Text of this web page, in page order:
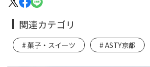
関連カテゴリ
菓子・スイーツ ASTY京都